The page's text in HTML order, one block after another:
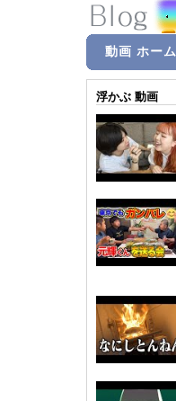
動画 ホーム
浮かぶ 動画